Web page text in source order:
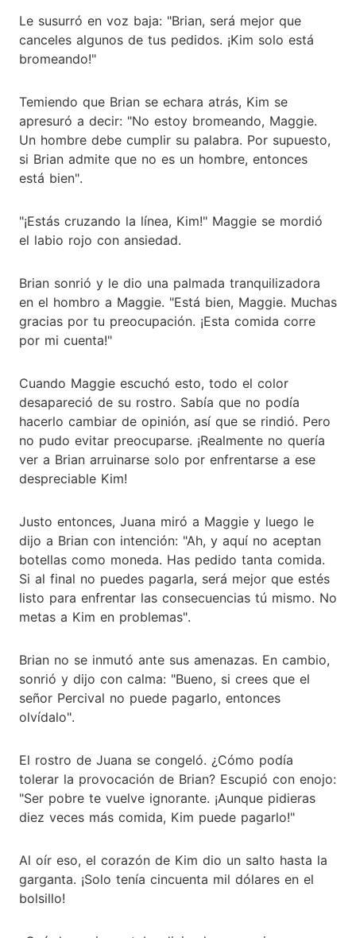
Le susurró en voz baja: "Brian, será mejor que
canceles algunos de tus pedidos. ¡Kim solo está
bromeando!"
Temiendo que Brian se echara atrás, Kim se
apresuró a decir: "No estoy bromeando, Maggie.
Un hombre debe cumplir su palabra. Por supuesto,
si Brian admite que no es un hombre, entonces
está bien".
"¡Estás cruzando la línea, Kim!" Maggie se mordió
el labio rojo con ansiedad.
Brian sonrió y le dio una palmada tranquilizadora
en el hombro a Maggie. "Está bien, Maggie. Muchas
gracias por tu preocupación. ¡Esta comida corre
por mi cuenta!"
Cuando Maggie escuchó esto, todo el color
desapareció de su rostro. Sabía que no podía
hacerlo cambiar de opinión, así que se rindió. Pero
no pudo evitar preocuparse. ¡Realmente no quería
ver a Brian arruinarse solo por enfrentarse a ese
despreciable Kim!
Justo entonces, Juana miró a Maggie y luego le
dijo a Brian con intención: "Ah, y aquí no aceptan
botellas como moneda. Has pedido tanta comida.
Si al final no puedes pagarla, será mejor que estés
listo para enfrentar las consecuencias tú mismo. No
metas a Kim en problemas".
Brian no se inmutó ante sus amenazas. En cambio,
sonrió y dijo con calma: "Bueno, si crees que el
señor Percival no puede pagarlo, entonces
olvídalo".
El rostro de Juana se congeló. ¿Cómo podía
tolerar la provocación de Brian? Escupió con enojo:
"Ser pobre te vuelve ignorante. ¡Aunque pidieras
diez veces más comida, Kim puede pagarlo!"
Al oír eso, el corazón de Kim dio un salto hasta la
garganta. ¡Solo tenía cincuenta mil dólares en el
bolsillo!